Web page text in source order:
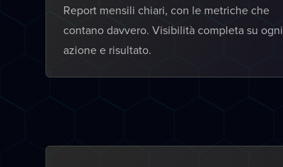
Report mensili chiari, con le metriche che
contano davvero. Visibilità completa su ogni
azione e risultato.